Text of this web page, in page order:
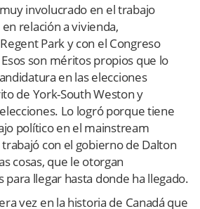
involucrado en el trabajo
relación a vivienda,
Park y con el Congreso
son méritos propios que lo
en las elecciones
de York-South Weston y
Lo logró porque tiene
político en el mainstream
con el gobierno de Dalton
cosas, que le otorgan
llegar hasta donde ha llegado.
vez en la historia de Canadá que